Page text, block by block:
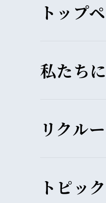
トップ
私たち
リクル
トピッ